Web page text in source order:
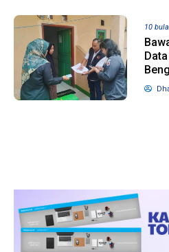
10